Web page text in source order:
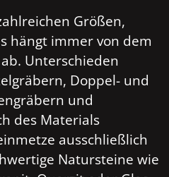
Größen,
hängt immer von dem
Unterschieden
Doppel- und
und
des Materials
ausschließlich
Natursteine wie